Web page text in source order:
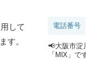
して
す。
電話番号
📢大阪市淀
「MIX」